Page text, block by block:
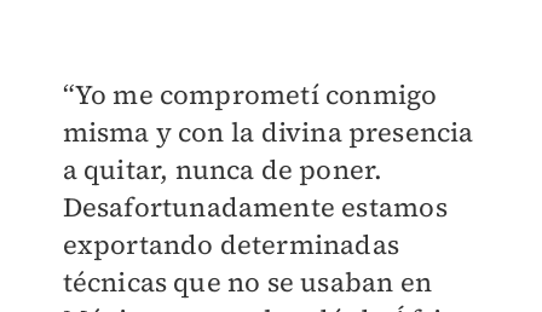
“Yo me comprometí conmigo
misma y con la divina presencia
a quitar, nunca de poner.
Desafortunadamente estamos
exportando determinadas
técnicas que no se usaban en